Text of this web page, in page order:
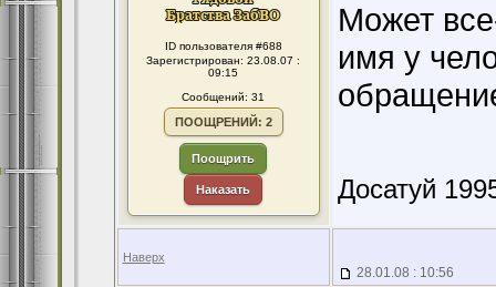
ID пользователя #688
Зарегистрирован: 23.08.07 :
09:15
Сообщений: 31
ПООЩРЕНИЙ: 2
Поощрить
Наказать
Может
имя у
Досатуй
Наверх
28.01.08 : 10:56